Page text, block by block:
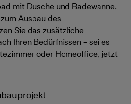
mit Dusche und Badewanne.
Ausbau des
Sie das zusätzliche
Ihren Bedürfnissen – sei es
oder Homeoffice, jetzt